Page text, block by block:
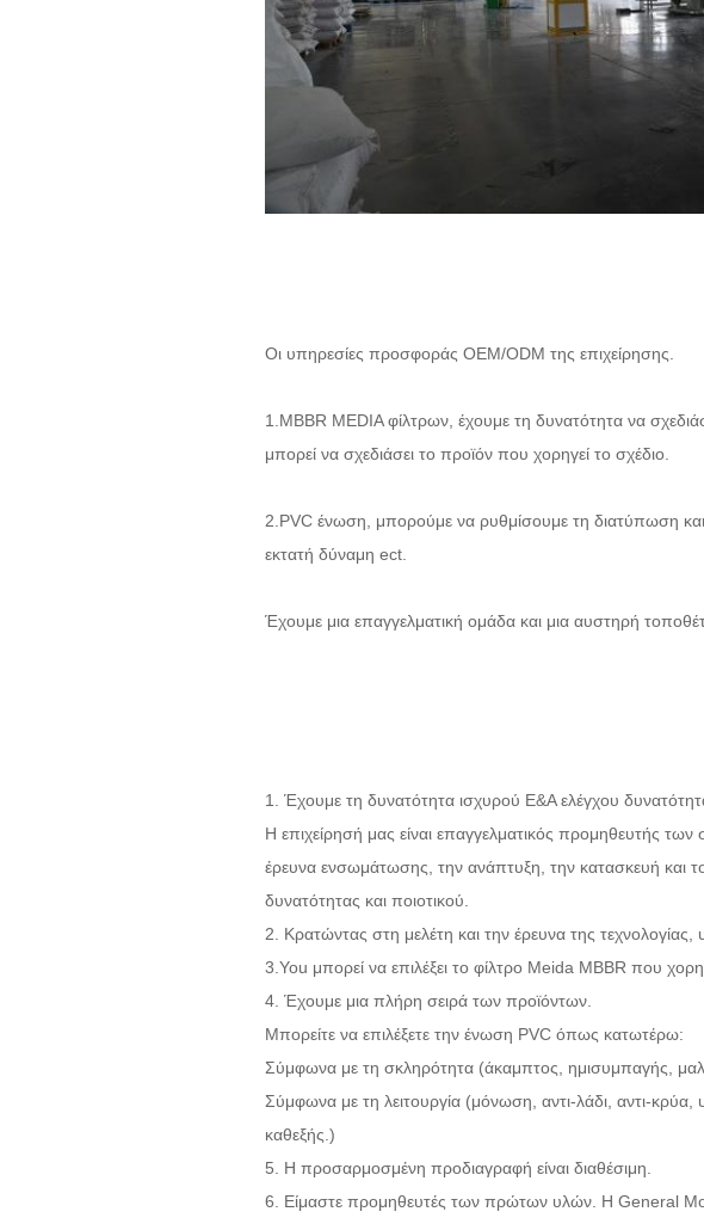
Οι υπηρεσίες προσφοράς OEM/ODM της επιχείρησης.
1.MBBR MEDIA φίλτρων, έχουμε τη δυνατότητα να
μπορεί να σχεδιάσει το προϊόν που χορηγεί το σχέδιο.
2.PVC ένωση, μπορούμε να ρυθμίσουμε τη διατύπωση
εκτατή δύναμη ect.
Έχουμε μια επαγγελματική ομάδα και μια αυστηρή
1. Έχουμε τη δυνατότητα ισχυρού Ε&Α ελέγχου
Η επιχείρησή μας είναι επαγγελματικός προμηθευτής
έρευνα ενσωμάτωσης, την ανάπτυξη, την κατασκευή και
δυνατότητας και ποιοτικού.
2. Κρατώντας στη μελέτη και την έρευνα της
3.You μπορεί να επιλέξει το φίλτρο Meida MBBR που
4. Έχουμε μια πλήρη σειρά των προϊόντων.
Μπορείτε να επιλέξετε την ένωση PVC όπως κατωτέρω:
Σύμφωνα με τη σκληρότητα (άκαμπτος, ημισυμπαγής,
Σύμφωνα με τη λειτουργία (μόνωση, αντι-λάδι, αντι-
καθεξής.)
5. Η προσαρμοσμένη προδιαγραφή είναι διαθέσιμη.
6. Είμαστε προμηθευτές των πρώτων υλών. Η General